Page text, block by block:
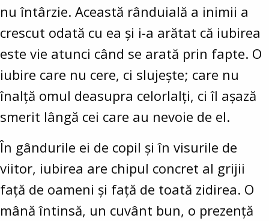
nu întârzie. Această rânduială a inimii a
crescut odată cu ea și i-a arătat că iubirea
este vie atunci când se arată prin fapte. O
iubire care nu cere, ci slujește; care nu
înalță omul deasupra celorlalți, ci îl așază
smerit lângă cei care au nevoie de el.
În gândurile ei de copil și în visurile de
viitor, iubirea are chipul concret al grijii
față de oameni și față de toată zidirea. O
mână întinsă, un cuvânt bun, o prezență